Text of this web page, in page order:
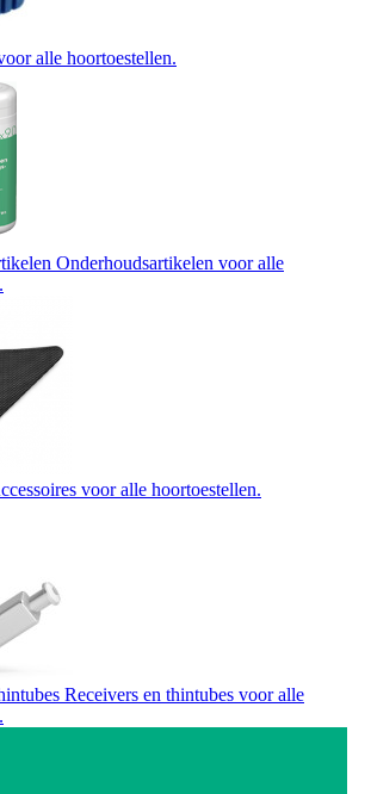
alle hoortoestellen.
Onderhoudsartikelen voor alle
voor alle hoortoestellen.
Receivers en thintubes voor alle